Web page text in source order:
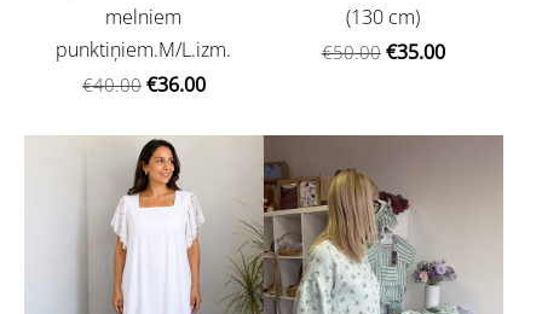
melniem
punktiņiem.M/L.izm.
€40.00 €36.00
(130 cm)
€50.00 €35.00